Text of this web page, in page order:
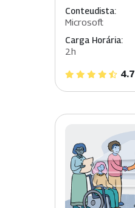
Conteudista:
Microsoft
Carga Horária:
2h
4.7